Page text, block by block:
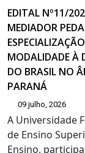
EDITAL Nº11/
MEDIADOR
MODALIDADE À
DO BRASIL NO
PARANÁ
09 julho, 2026
A Universidade
de Ensino
Ensino,